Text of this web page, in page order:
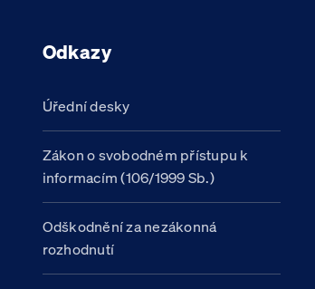
Odkazy
Úřední desky
Zákon o svobodném přístupu k
informacím (106/1999 Sb.)
Odškodnění za nezákonná
rozhodnutí